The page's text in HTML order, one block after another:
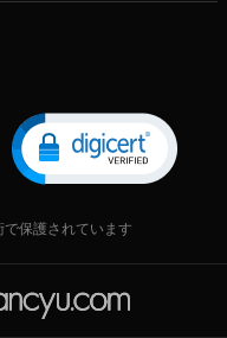
保護されています